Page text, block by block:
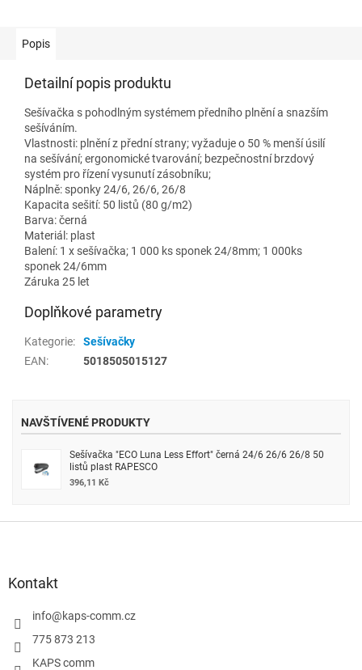
Popis
Detailní popis produktu
Sešívačka s pohodlným systémem předního plnění a snazším
sešíváním.
Vlastnosti: plnění z přední strany; vyžaduje o 50 % menší úsilí
na sešívání; ergonomické tvarování; bezpečnostní brzdový
systém pro řízení vysunutí zásobníku;
Náplně: sponky 24/6, 26/6, 26/8
Kapacita sešití: 50 listů (80 g/m2)
Barva: černá
Materiál: plast
Balení: 1 x sešívačka; 1 000 ks sponek 24/8mm; 1 000ks
sponek 24/6mm
Záruka 25 let
Doplňkové parametry
Kategorie:
Sešívačky
EAN: 5018505015127
NAVŠTÍVENÉ PRODUKTY
Sešívačka "ECO Luna Less Effort" černá 24/6 26/6 26/8 50
listů plast RAPESCO
396,11 Kč
Kontakt
info@kaps-comm.cz
775 873 213
KAPS comm